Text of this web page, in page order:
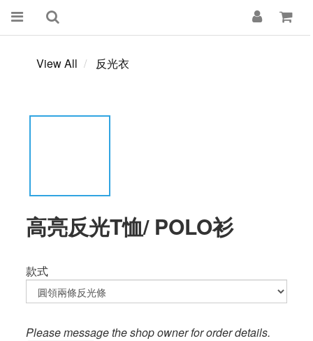
View All 反光衣
高亮反光T恤/ POLO衫
款式
Please message the shop owner for order details.